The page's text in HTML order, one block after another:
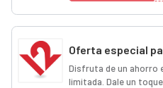
Oferta especial
Disfruta de un ahorro
limitada. Dale un